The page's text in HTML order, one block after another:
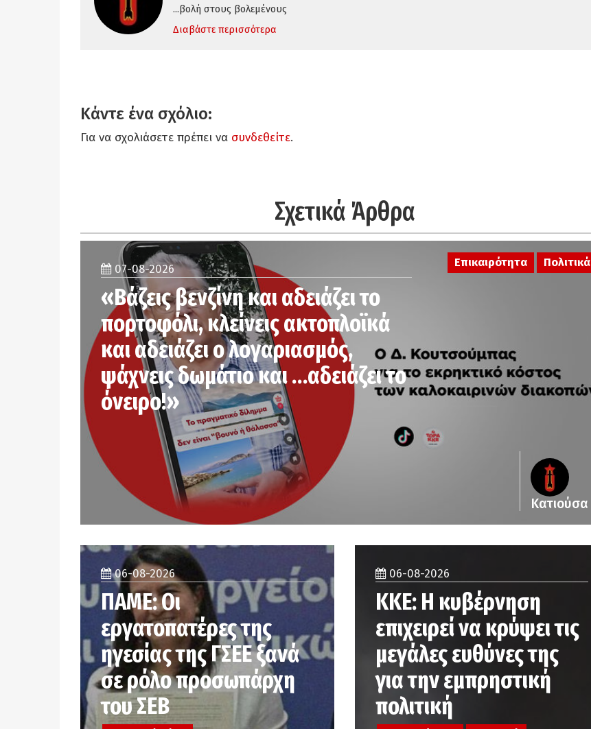
...βολή στους βολεμένους
Διαβάστε περισσότερα
Κάντε ένα σχόλιο:
Για να σχολιάσετε πρέπει να συνδεθείτε.
Σχετικά Άρθρα
Επικαιρότητα Πολιτικά
07-08-2026
«Βάζεις βενζίνη και αδειάζει το
πορτοφόλι, κλείνεις ακτοπλοϊκά
και αδειάζει ο λογαριασμός,
ψάχνεις δωμάτιο και …αδειάζει το
όνειρο!»
Κατιούσα
06-08-2026
ΠΑΜΕ: Οι
εργατοπατέρες της
ηγεσίας της ΓΣΕΕ ξανά
σε ρόλο προσωπάρχη
του ΣΕΒ
06-08-2026
ΚΚΕ: Η κυβέρνηση
επιχειρεί να κρύψει τις
μεγάλες ευθύνες της
για την εμπρηστική
πολιτική